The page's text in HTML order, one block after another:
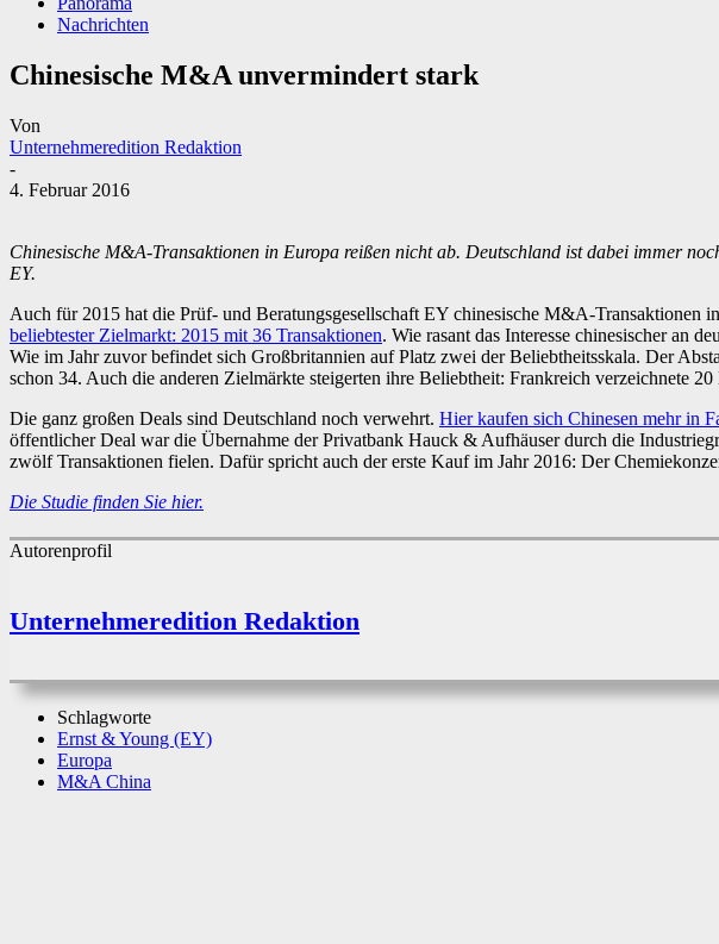
Nachrichten
Chinesische M&A unvermindert stark
Von
Unternehmeredition Redaktion
-
4. Februar 2016
Chinesische M&A-Transaktionen in Europa reißen nicht ab. Deutschland ist dabei immer
EY.
Auch für 2015 hat die Prüf- und Beratungsgesellschaft EY chinesische M&A-Transaktionen
beliebtester Zielmarkt: 2015 mit 36 Transaktionen. Wie rasant das Interesse chinesischer an
Wie im Jahr zuvor befindet sich Großbritannien auf Platz zwei der Beliebtheitsskala. Der
schon 34. Auch die anderen Zielmärkte steigerten ihre Beliebtheit: Frankreich verzeichnete
Die ganz großen Deals sind Deutschland noch verwehrt. Hier kaufen sich Chinesen mehr in
öffentlicher Deal war die Übernahme der Privatbank Hauck & Aufhäuser durch die
zwölf Transaktionen fielen. Dafür spricht auch der erste Kauf im Jahr 2016: Der
Die Studie finden Sie hier.
Autorenprofil
Unternehmeredition Redaktion
Schlagworte
Ernst & Young (EY)
Europa
M&A China